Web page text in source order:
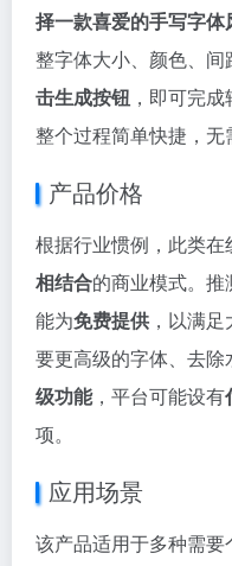
择一款喜爱的手写字体
整字体大小、颜色、间
击生成按钮 ，即可完
整个过程简单快捷，无
产品价格
根据行业惯例，此类在
相结合的商业模式。
能为免费提供 ，以满
要更高级的字体、去
级功能，平台可能设有
项。
应用场景
该产品适用于多种需